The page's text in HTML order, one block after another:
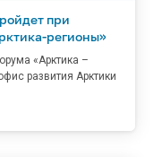
при
регионы»
«Арктика –
развития Арктики